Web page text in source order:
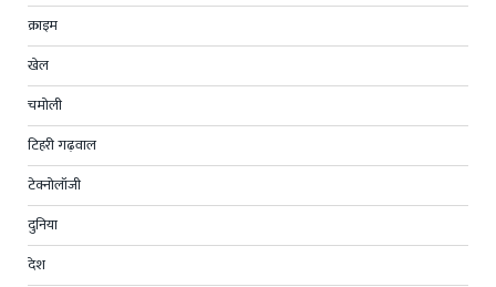
क्राइम
खेल
चमोली
टिहरी गढ़वाल
टेक्नोलॉजी
दुनिया
देश